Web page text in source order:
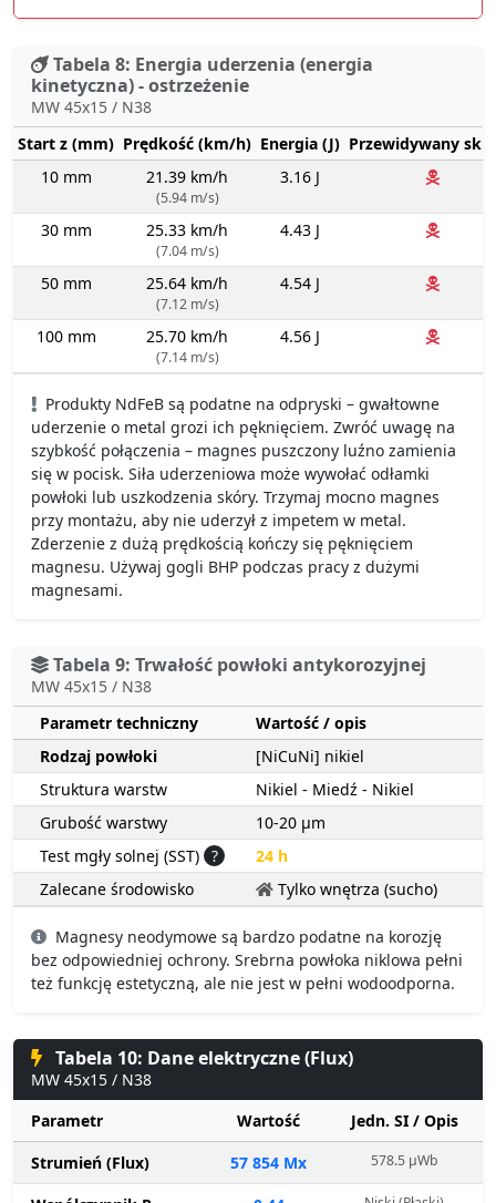
Tabela 8: Energia uderzenia (energia
kinetyczna) - ostrzeżenie
MW 45x15 / N38
Start z (mm) Prędkość (km/h) Energia (J) Przewidywany
10 mm
21.39 km/h
(5.94 m/s)
3.16 J
30 mm 25.33 km/h
(7.04 m/s)
4.43 J
50 mm 25.64 km/h
(7.12 m/s)
4.54 J
100 mm 25.70 km/h
(7.14 m/s)
4.56 J
Produkty NdFeB są podatne na odpryski – gwałtowne
uderzenie o metal grozi ich pęknięciem. Zwróć uwagę na
szybkość połączenia – magnes puszczony luźno zamienia
się w pocisk. Siła uderzeniowa może wywołać odłamki
powłoki lub uszkodzenia skóry. Trzymaj mocno magnes
przy montażu, aby nie uderzył z impetem w metal.
Zderzenie z dużą prędkością kończy się pęknięciem
magnesu. Używaj gogli BHP podczas pracy z dużymi
magnesami.
Tabela 9: Trwałość powłoki antykorozyjnej
MW 45x15 / N38
Parametr techniczny
Wartość / opis
Rodzaj powłoki
[NiCuNi] nikiel
Struktura warstw
Nikiel - Miedź - Nikiel
Grubość warstwy
10-20 µm
Test mgły solnej (SST) ?
24 h
Zalecane środowisko
Tylko wnętrza (sucho)
Magnesy neodymowe są bardzo podatne na korozję
bez odpowiedniej ochrony. Srebrna powłoka niklowa pełni
też funkcję estetyczną, ale nie jest w pełni wodoodporna.
Tabela 10: Dane elektryczne (Flux)
MW 45x15 / N38
Parametr
Wartość
Jedn. SI / Opis
Strumień (Flux)
57 854 Mx 578.5 µWb